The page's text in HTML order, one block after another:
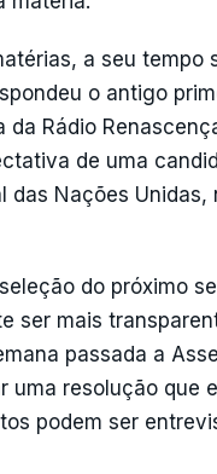
a seu tempo
o antigo
da Rádio
de uma
das Nações Unidas,
do próximo
ser mais
passada a
uma resolução que
podem ser